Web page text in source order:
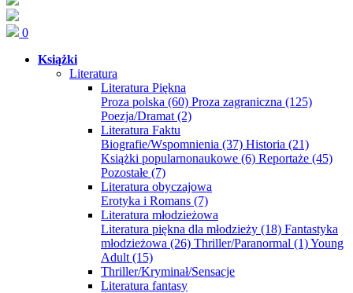
0
Książki
Literatura
Literatura Piękna
Proza polska (60) Proza zagraniczna (125)
Poezja/Dramat (2)
Literatura Faktu
Biografie/Wspomnienia (37) Historia (21)
Książki popularnonaukowe (6) Reportaże (45)
Pozostałe (7)
Literatura obyczajowa
Erotyka i Romans (7)
Literatura młodzieżowa
Literatura piękna dla młodzieży (18) Fantastyka
młodzieżowa (26) Thriller/Paranormal (1)Young
Adult (15)
Thriller/Kryminał/Sensacje
Literatura fantasy